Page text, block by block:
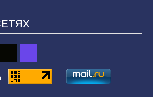
не поля переходить»: почему
— это
вброс